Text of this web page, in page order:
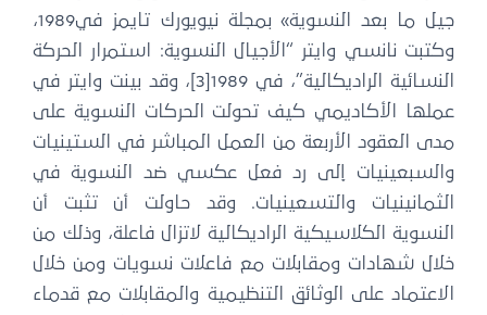
جيل ما بعد النسوية» بمجلة نيويورك تايمز في1989،
وكتبت نانسي وايتر “الأجيال النسوية: استمرار الحركة
النسائية الراديكالية”، في 1989[3]، وقد بينت وايتر في
عملها الأكاديمي كيف تحولت الحركات النسوية على
مدى العقود الأربعة من العمل المباشر في الستينيات
والسبعينيات إلى رد فعل عكسي ضد النسوية في
الثمانينيات والتسعينيات. وقد حاولت أن تثبت أن
النسوية الكلاسيكية الراديكالية لاتزال فاعلة، وذلك من
خلال شهادات ومقابلات مع فاعلات نسويات ومن خلال
الاعتماد على الوثائق التنظيمية والمقابلات مع قدماء